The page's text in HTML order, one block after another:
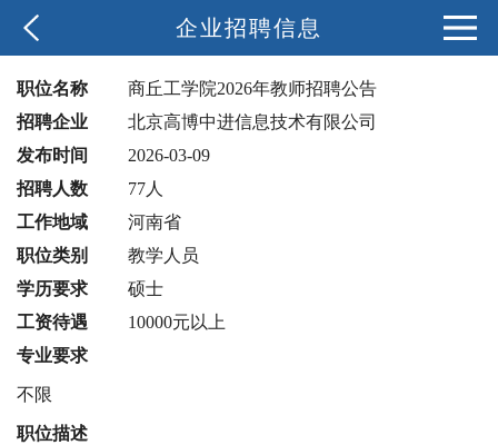
企业招聘信息
职位名称
商丘工学院2026年教师招聘公告
招聘企业
北京高博中进信息技术有限公司
发布时间
2026-03-09
招聘人数
77人
工作地域
河南省
职位类别
教学人员
学历要求
硕士
工资待遇
10000元以上
专业要求
不限
职位描述